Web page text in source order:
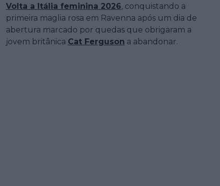
Volta a Itália feminina 2026, conquistando a
primeira maglia rosa em Ravenna após um dia de
abertura marcado por quedas que obrigaram a
jovem britânica Cat Ferguson a abandonar.